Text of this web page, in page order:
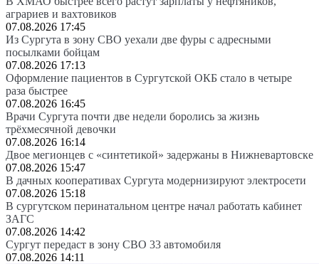
аграриев и вахтовиков
07.08.2026 17:45
Из Сургута в зону СВО уехали две фуры с адресными
посылками бойцам
07.08.2026 17:13
Оформление пациентов в Сургутской ОКБ стало в четыре
раза быстрее
07.08.2026 16:45
Врачи Сургута почти две недели боролись за жизнь
трёхмесячной девочки
07.08.2026 16:14
Двое мегионцев с «синтетикой» задержаны в Нижневартовске
07.08.2026 15:47
В дачных кооперативах Сургута модернизируют электросети
07.08.2026 15:18
В сургутском перинатальном центре начал работать кабинет
ЗАГС
07.08.2026 14:42
Сургут передаст в зону СВО 33 автомобиля
07.08.2026 14:11